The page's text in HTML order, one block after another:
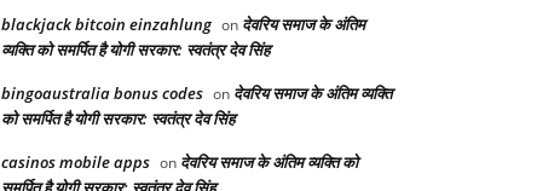
blackjack bitcoin einzahlung on देवरिय समाज के अंतिम
व्यक्ति को समर्पित है योगी सरकार: स्वतंत्र देव सिंह
bingoaustralia bonus codes on देवरिय समाज के अंतिम व्यक्ति
को समर्पित है योगी सरकार: स्वतंत्र देव सिंह
casinos mobile apps on देवरिय समाज के अंतिम व्यक्ति को